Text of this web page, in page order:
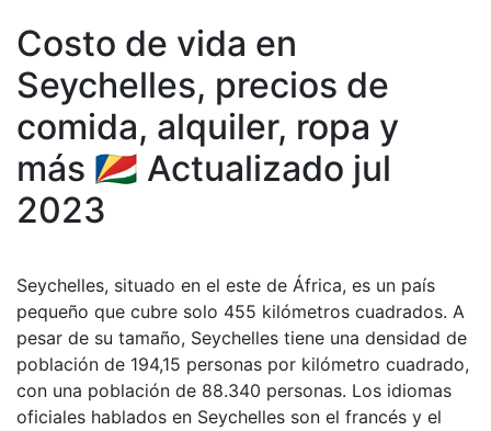
Costo de vida en
Seychelles, precios de
comida, аlquiler, ropa y
más 🇸🇨 Actualizado jul
2023
Seychelles, situado en el este de África, es un país
pequeño que cubre solo 455 kilómetros cuadrados. A
pesar de su tamaño, Seychelles tiene una densidad de
población de 194,15 personas por kilómetro cuadrado,
con una población de 88.340 personas. Los idiomas
oficiales hablados en Seychelles son el francés y el